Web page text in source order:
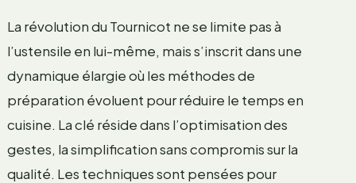
La révolution du Tournicot ne se limite pas à
l’ustensile en lui-même, mais s’inscrit dans une
dynamique élargie où les méthodes de
préparation évoluent pour réduire le temps en
cuisine. La clé réside dans l’optimisation des
gestes, la simplification sans compromis sur la
qualité. Les techniques sont pensées pour